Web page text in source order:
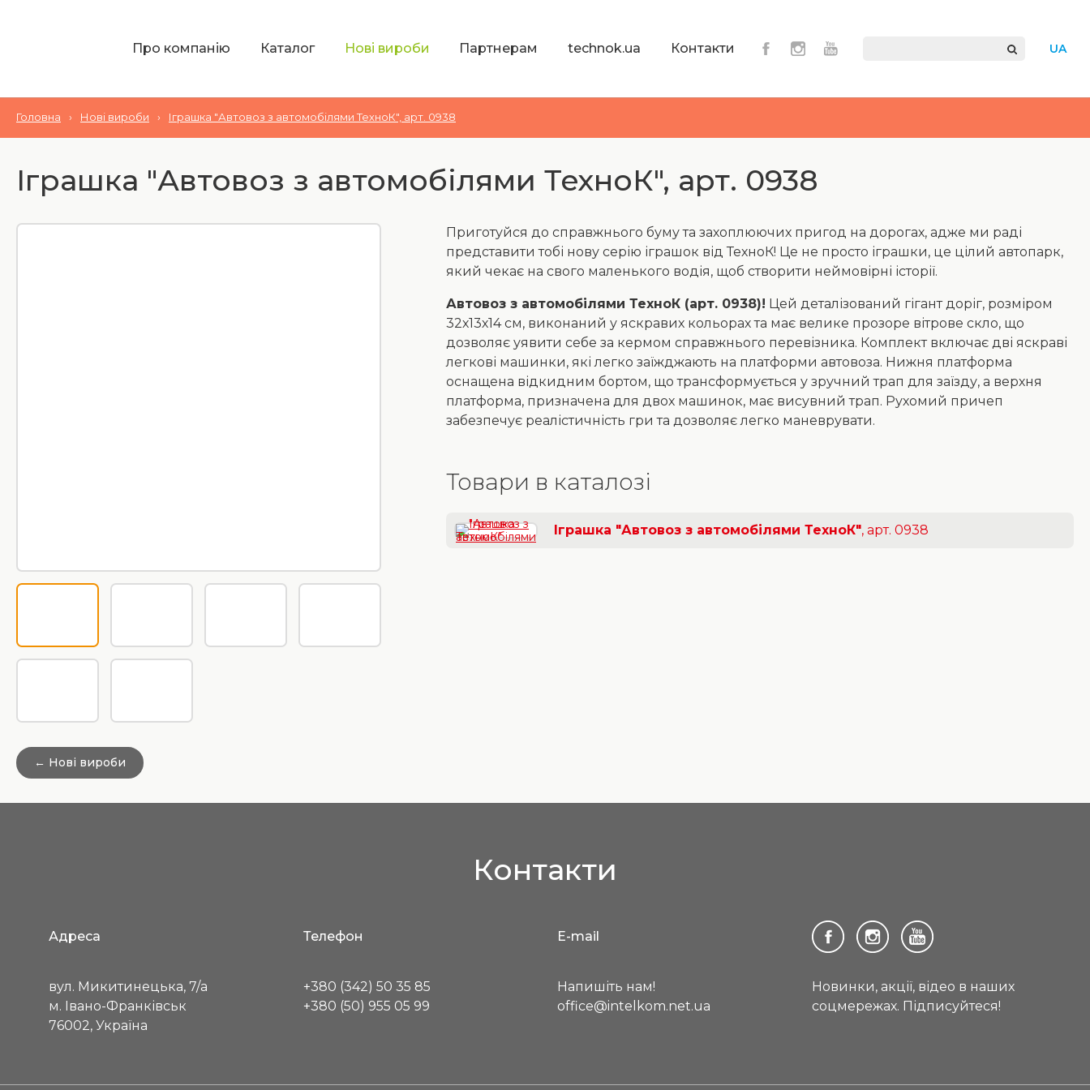
UA
Про компанію Каталог Нові вироби Партнерам technok.ua Контакти
Головна › Нові вироби › Іграшка "Автовоз з автомобілями ТехноК", арт. 0938
Іграшка "Автовоз з автомобілями ТехноК", арт. 0938
Приготуйся до справжнього буму та захоплюючих пригод на дорогах, адже ми раді
представити тобі нову серію іграшок від ТехноК! Це не просто іграшки, це цілий автопарк,
який чекає на свого маленького водія, щоб створити неймовірні історії.
Автовоз з автомобілями ТехноК (арт. 0938)! Цей деталізований гігант доріг, розміром
32х13х14 см, виконаний у яскравих кольорах та має велике прозоре вітрове скло, що
дозволяє уявити себе за кермом справжнього перевізника. Комплект включає дві яскраві
легкові машинки, які легко заїжджають на платформи автовоза. Нижня платформа
оснащена відкидним бортом, що трансформується у зручний трап для заїзду, а верхня
платформа, призначена для двох машинок, має висувний трап. Рухомий причеп
забезпечує реалістичність гри та дозволяє легко маневрувати.
Товари в каталозі
Іграшка "Автовоз з автомобілями ТехноК", арт. 0938
← Нові вироби
Контакти
Адреса
вул. Микитинецька, 7/а
м. Івано-Франківськ
76002, Україна
Телефон
+380 (342) 50 35 85
+380 (50) 955 05 99
E-mail
Напишіть нам!
office@intelkom.net.ua
Новинки, акції, відео в наших
соцмережах. Підписуйтеся!